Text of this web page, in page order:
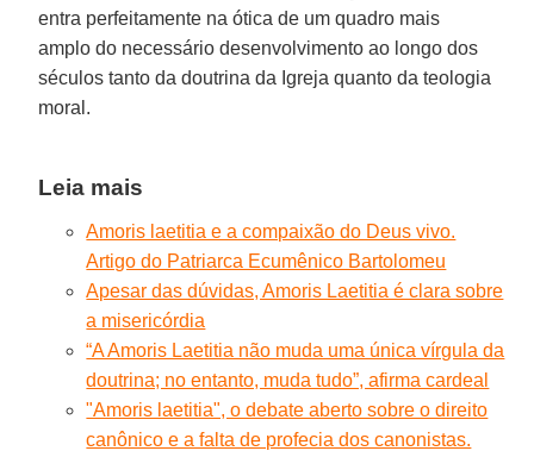
entra perfeitamente na ótica de um quadro mais
amplo do necessário desenvolvimento ao longo dos
séculos tanto da doutrina da Igreja quanto da teologia
moral.
Leia mais
Amoris laetitia e a compaixão do Deus vivo.
Artigo do Patriarca Ecumênico Bartolomeu
Apesar das dúvidas, Amoris Laetitia é clara sobre
a misericórdia
“A Amoris Laetitia não muda uma única vírgula da
doutrina; no entanto, muda tudo”, afirma cardeal
"Amoris laetitia", o debate aberto sobre o direito
canônico e a falta de profecia dos canonistas.